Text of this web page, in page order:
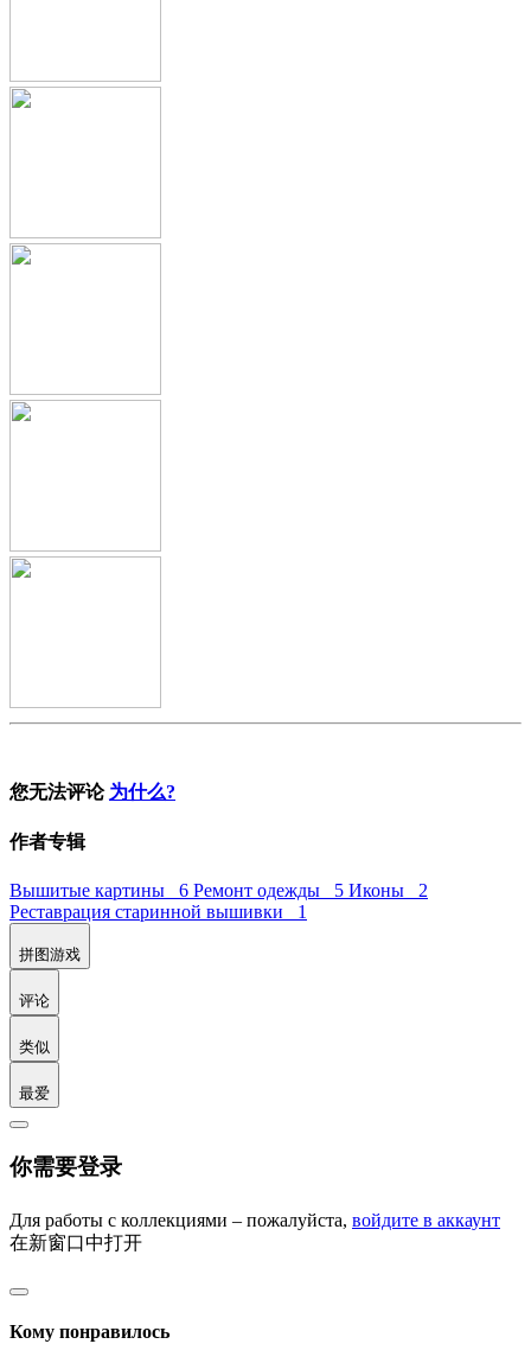
您无法评论 为什么?
作者专辑
Вышитые картины 6 Ремонт одежды 5 Иконы 2
Реставрация старинной вышивки 1
拼图游戏
评论
类似
最爱
你需要登录
Для работы с коллекциями – пожалуйста, войдите в аккаунт
在新窗口中打开
Кому понравилось